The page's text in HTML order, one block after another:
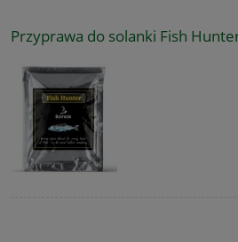
Przyprawa do solanki Fish